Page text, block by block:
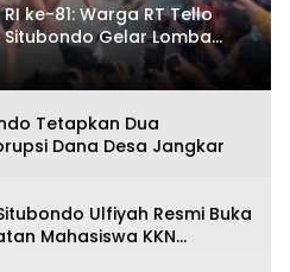
ke-81: Warga RT Tello
Gelar Lomba
Tetapkan Dua
Dana Desa Jangkar
Ulfiyah Resmi Buka
Mahasiswa KKN
Menuju Pulau